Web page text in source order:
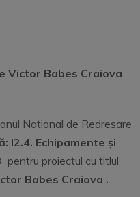
Victor Babes Craiova
National de Redresare
I2.4. Echipamente și
proiectul cu titlul
Babes Craiova .